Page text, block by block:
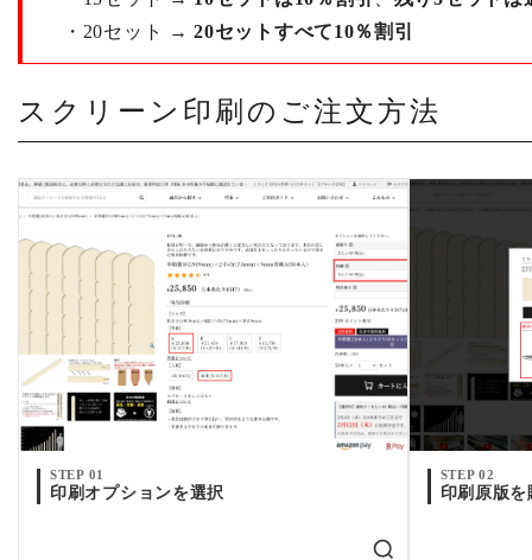
・20セット →20セットすべて10％割引
スクリーン印刷のご注文方法
STEP 01
印刷オプションを選択
STEP 02
印刷原版